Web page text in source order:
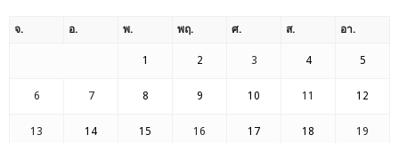
จ. อ. พ. พฤ. ศ. ส. อา.
1 2 3 4 5
6 7 8 9 10 11 12
13 14 15 16 17 18 19